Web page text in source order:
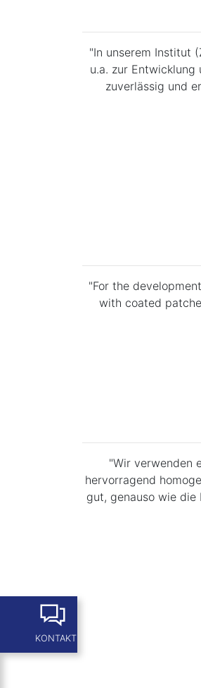
KONTAKT
"In unserem Institut
u.a. zur
zuverlässig und
"For the
with coated
"Wir verwenden
hervorragend
gut, genauso wie